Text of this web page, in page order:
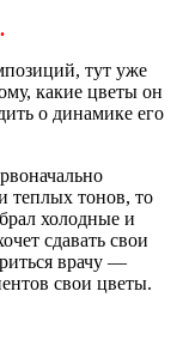
тут уже
какие цветы он
о динамике его
теплых тонов, то
холодные и
сдавать свои
врачу —
свои цветы.